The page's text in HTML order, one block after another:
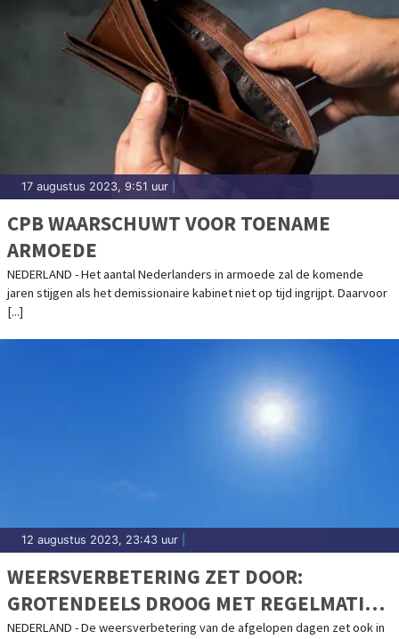
17 augustus 2023, 9:51 uur
CPB WAARSCHUWT VOOR TOENAME
ARMOEDE
NEDERLAND - Het aantal Nederlanders in armoede zal de komende
jaren stijgen als het demissionaire kabinet niet op tijd ingrijpt. Daarvoor
[...]
12 augustus 2023, 23:43 uur
WEERSVERBETERING ZET DOOR:
GROTENDEELS DROOG MET REGELMATIG
ZON
NEDERLAND - De weersverbetering van de afgelopen dagen zet ook in